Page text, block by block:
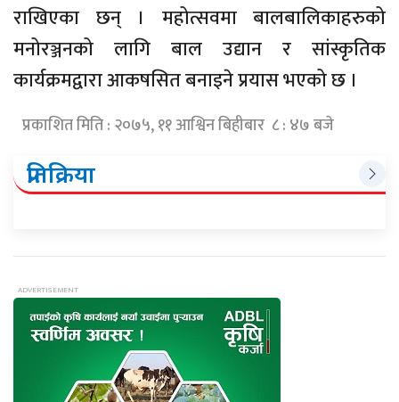
राखिएका छन् । महोत्सवमा बालबालिकाहरुको
मनोरञ्जनको लागि बाल उद्यान र सांस्कृतिक
कार्यक्रमद्वारा आकषसित बनाइने प्रयास भएको छ ।
प्रकाशित मिति : २०७५, ११ आश्विन बिहीबार ८ : ४७ बजे
प्रतिक्रिया